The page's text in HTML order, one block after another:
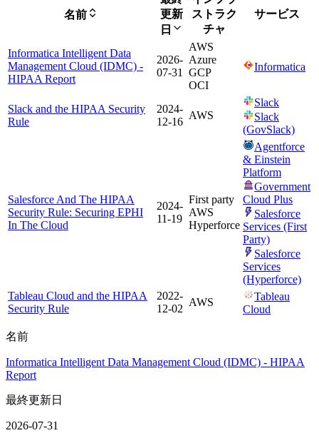
名前
更新
日
ストラク
チャ
サービス
Informatica Intelligent Data
Management Cloud (IDMC) -
HIPAA Report
2026-
07-31
AWS
Azure
GCP
OCI
Informatica
Slack and the HIPAA Security
Rule
2024-
12-16
AWS
Slack
Slack
(GovSlack)
Salesforce And The HIPAA
Security Rule: Securing EPHI
In The Cloud
2024-
11-19
First party
AWS
Hyperforce
Agentforce
& Einstein
Platform
Government
Cloud Plus
Salesforce
Services (First
Party)
Salesforce
Services
(Hyperforce)
Tableau Cloud and the HIPAA
Security Rule
2022-
12-02
AWS
Tableau
Cloud
名前
Informatica Intelligent Data Management Cloud (IDMC) - HIPAA
Report
最終更新日
2026-07-31